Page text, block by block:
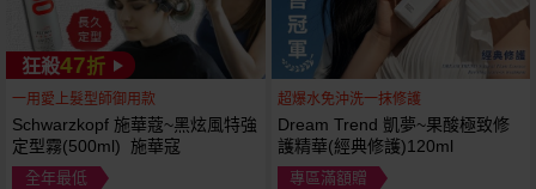
狂殺47折
一用愛上髮型師御用款
Schwarzkopf 施華蔻~黑炫風特強
定型霧(500ml) 施華寇
全年最低
超爆水免沖洗一抹修護
Dream Trend 凱夢~果酸極致修
護精華(經典修護)120ml
專區滿額贈